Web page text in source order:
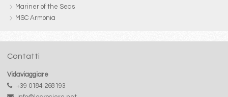
Mariner of the Seas
MSC Armonia
Contatti
Vidaviaggiare
+39 0184 268193